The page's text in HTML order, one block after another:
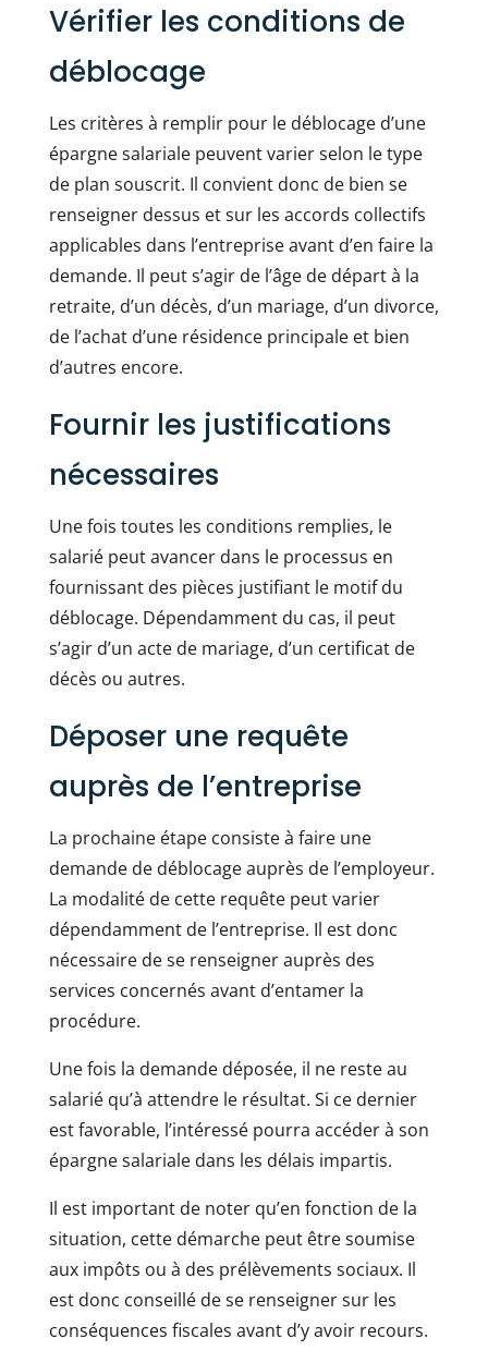
Vérifier les conditions de
déblocage
Les critères à remplir pour le déblocage d’une
épargne salariale peuvent varier selon le type
de plan souscrit. Il convient donc de bien se
renseigner dessus et sur les accords collectifs
applicables dans l’entreprise avant d’en faire la
demande. Il peut s’agir de l’âge de départ à la
retraite, d’un décès, d’un mariage, d’un divorce,
de l’achat d’une résidence principale et bien
d’autres encore.
Fournir les justifications
nécessaires
Une fois toutes les conditions remplies, le
salarié peut avancer dans le processus en
fournissant des pièces justifiant le motif du
déblocage. Dépendamment du cas, il peut
s’agir d’un acte de mariage, d’un certificat de
décès ou autres.
Déposer une requête
auprès de l’entreprise
La prochaine étape consiste à faire une
demande de déblocage auprès de l’employeur.
La modalité de cette requête peut varier
dépendamment de l’entreprise. Il est donc
nécessaire de se renseigner auprès des
services concernés avant d’entamer la
procédure.
Une fois la demande déposée, il ne reste au
salarié qu’à attendre le résultat. Si ce dernier
est favorable, l’intéressé pourra accéder à son
épargne salariale dans les délais impartis.
Il est important de noter qu’en fonction de la
situation, cette démarche peut être soumise
aux impôts ou à des prélèvements sociaux. Il
est donc conseillé de se renseigner sur les
conséquences fiscales avant d’y avoir recours.